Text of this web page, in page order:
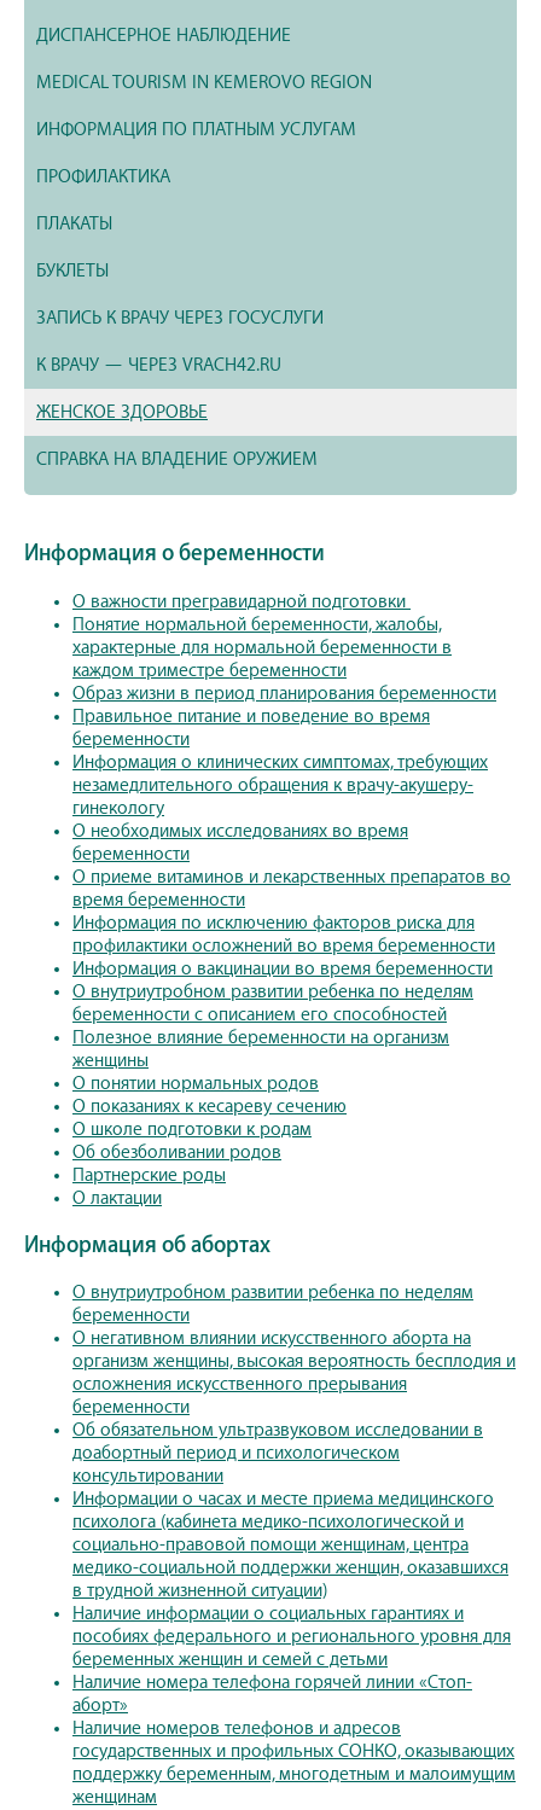
ДИСПАНСЕРНОЕ НАБЛЮДЕНИЕ
MEDICAL TOURISM IN KEMEROVO REGION
ИНФОРМАЦИЯ ПО ПЛАТНЫМ УСЛУГАМ
ПРОФИЛАКТИКА
ПЛАКАТЫ
БУКЛЕТЫ
ЗАПИСЬ К ВРАЧУ ЧЕРЕЗ ГОСУСЛУГИ
К ВРАЧУ — ЧЕРЕЗ VRACH42.RU
ЖЕНСКОЕ ЗДОРОВЬЕ
СПРАВКА НА ВЛАДЕНИЕ ОРУЖИЕМ
Информация о беременности
О важности прегравидарной подготовки
Понятие нормальной беременности, жалобы,
характерные для нормальной беременности в
каждом триместре беременности
Образ жизни в период планирования беременности
Правильное питание и поведение во время
беременности
Информация о клинических симптомах, требующих
незамедлительного обращения к врачу-акушеру-
гинекологу
О необходимых исследованиях во время
беременности
О приеме витаминов и лекарственных препаратов во
время беременности
Информация по исключению факторов риска для
профилактики осложнений во время беременности
Информация о вакцинации во время беременности
О внутриутробном развитии ребенка по неделям
беременности с описанием его способностей
Полезное влияние беременности на организм
женщины
О понятии нормальных родов
О показаниях к кесареву сечению
О школе подготовки к родам
Об обезболивании родов
Партнерские роды
О лактации
Информация об абортах
О внутриутробном развитии ребенка по неделям
беременности
О негативном влиянии искусственного аборта на
организм женщины, высокая вероятность бесплодия и
осложнения искусственного прерывания
беременности
Об обязательном ультразвуковом исследовании в
доабортный период и психологическом
консультировании
Информации о часах и месте приема медицинского
психолога (кабинета медико-психологической и
социально-правовой помощи женщинам, центра
медико-социальной поддержки женщин, оказавшихся
в трудной жизненной ситуации)
Наличие информации о социальных гарантиях и
пособиях федерального и регионального уровня для
беременных женщин и семей с детьми
Наличие номера телефона горячей линии «Стоп-
аборт»
Наличие номеров телефонов и адресов
государственных и профильных СОНКО, оказывающих
поддержку беременным, многодетным и малоимущим
женщинам